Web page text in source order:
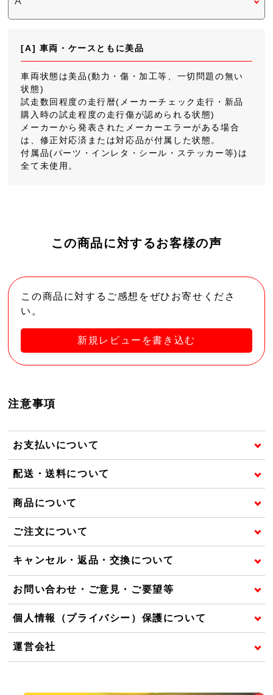
[A] 車両・ケースともに美品
車両状態は美品(動力・傷・加工等、一切問題の無い
状態)
試走数回程度の走行暦(メーカーチェック走行・新品
購入時の試走程度の走行傷が認められる状態)
メーカーから発表されたメーカーエラーがある場合
は、修正対応済または対応品が付属した状態。
付属品(パーツ・インレタ・シール・ステッカー等)は
全て未使用。
この商品に対するお客様の声
この商品に対するご感想をぜひお寄せくださ
い。
新規レビューを書き込む
注意事項
お支払いについて
配送・送料について
商品について
ご注文について
キャンセル・返品・交換について
お問い合わせ・ご意見・ご要望等
個人情報（プライバシー）保護について
運営会社